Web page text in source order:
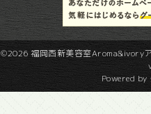
©2026福岡西新美容室Aroma&ivory
Powered by